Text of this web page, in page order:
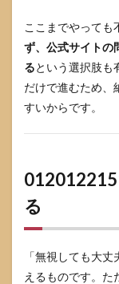
ここまでやっても
ず、公式サイトの
るという選択肢も
だけで進むため、
すいからです。
る
「無視しても大
えるものです。た